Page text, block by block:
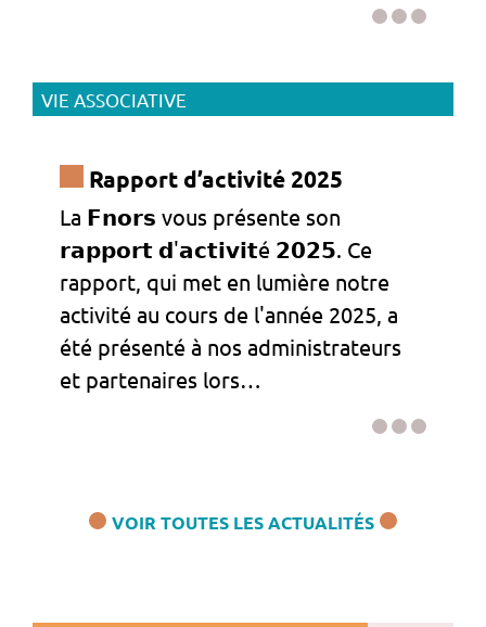
VIE ASSOCIATIVE
Rapport d’activité 2025
La 𝗙𝗻𝗼𝗿𝘀 vous présente son
𝗿𝗮𝗽𝗽𝗼𝗿𝘁 𝗱'𝗮𝗰𝘁𝗶𝘃𝗶𝘁é 𝟮𝟬𝟮𝟱. Ce
rapport, qui met en lumière notre
activité au cours de l'année 2025, a
été présenté à nos administrateurs
et partenaires lors…
VOIR TOUTES LES ACTUALITÉS